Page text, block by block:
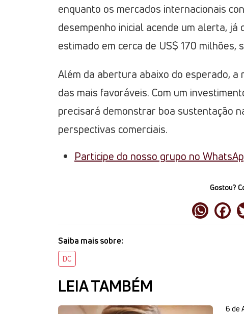
enquanto os mercados internacionais
desempenho inicial acende um alerta, já
estimado em cerca de US$ 170 milhões,
Além da abertura abaixo do esperado,
das mais favoráveis. Com um
precisará demonstrar boa sustentação
perspectivas comerciais.
Participe do nosso grupo no
Gostou?
Saiba mais sobre:
DC
LEIA TAMBÉM
6 de